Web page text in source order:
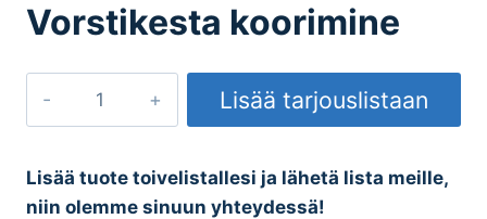
Vorstikesta koorimine
Lisää tarjouslistaan
Lisää tuote toivelistallesi ja lähetä lista meille,
niin olemme sinuun yhteydessä!